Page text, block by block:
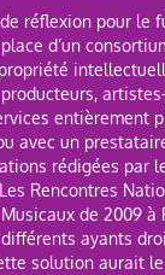
réflexion pour le
d’un
entièrement
avec un
rédigées par
Rencontres
de 2009 à
ayants
solution aurait